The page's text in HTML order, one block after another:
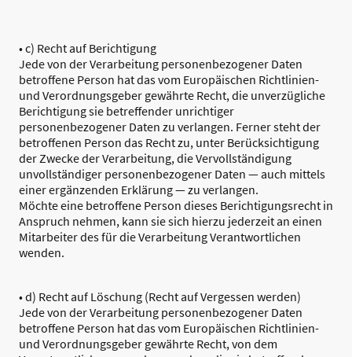
• c) Recht auf Berichtigung
Jede von der Verarbeitung personenbezogener Daten
betroffene Person hat das vom Europäischen Richtlinien-
und Verordnungsgeber gewährte Recht, die unverzügliche
Berichtigung sie betreffender unrichtiger
personenbezogener Daten zu verlangen. Ferner steht der
betroffenen Person das Recht zu, unter Berücksichtigung
der Zwecke der Verarbeitung, die Vervollständigung
unvollständiger personenbezogener Daten — auch mittels
einer ergänzenden Erklärung — zu verlangen.
Möchte eine betroffene Person dieses Berichtigungsrecht in
Anspruch nehmen, kann sie sich hierzu jederzeit an einen
Mitarbeiter des für die Verarbeitung Verantwortlichen
wenden.
• d) Recht auf Löschung (Recht auf Vergessen werden)
Jede von der Verarbeitung personenbezogener Daten
betroffene Person hat das vom Europäischen Richtlinien-
und Verordnungsgeber gewährte Recht, von dem